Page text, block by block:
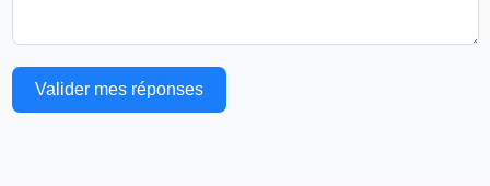
Valider mes réponses